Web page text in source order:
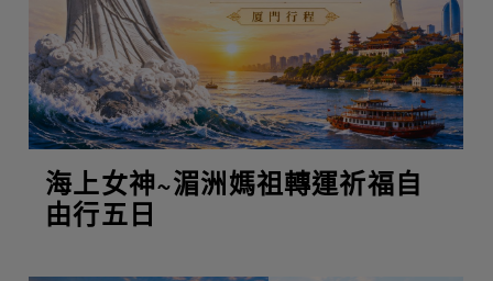
海上女神~湄洲媽祖轉運祈福自
由行五日